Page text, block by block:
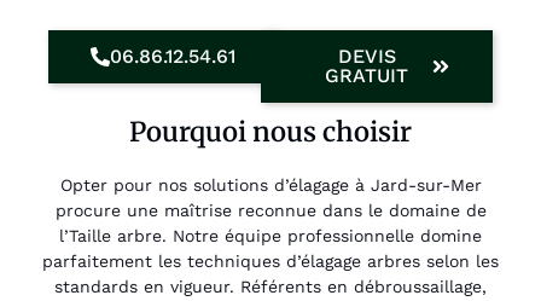
06.86.12.54.61
DEVIS
GRATUIT
Pourquoi nous choisir
Opter pour nos solutions d’élagage à Jard-sur-Mer
procure une maîtrise reconnue dans le domaine de
l’Taille arbre. Notre équipe professionnelle domine
parfaitement les techniques d’élagage arbres selon les
standards en vigueur. Référents en débroussaillage,